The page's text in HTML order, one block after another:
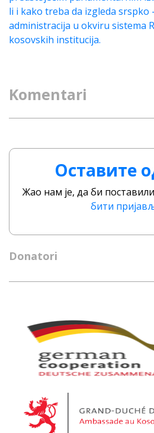
li i kako treba da izgleda srspko
administracija u okviru sistema
kosovskih institucija.
Komentari
Оставите
Жао нам је, да би
бити
Donatori